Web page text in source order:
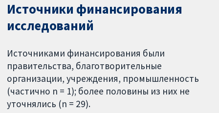
Источники финансирования
исследований
Источниками финансирования были
правительства, благотворительные
организации, учреждения, промышленность
(частично n = 1); более половины из них не
уточнялись (n = 29).